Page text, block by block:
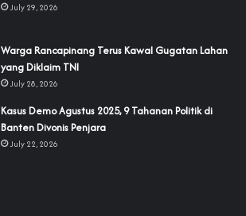
July 29, 2026
‎Warga Rancapinang Terus Kawal Gugatan Lahan
yang Diklaim TNI‎‎
July 28, 2026
‎Kasus Demo Agustus 2025, 9 Tahanan Politik di
Banten Divonis Penjara
July 22, 2026